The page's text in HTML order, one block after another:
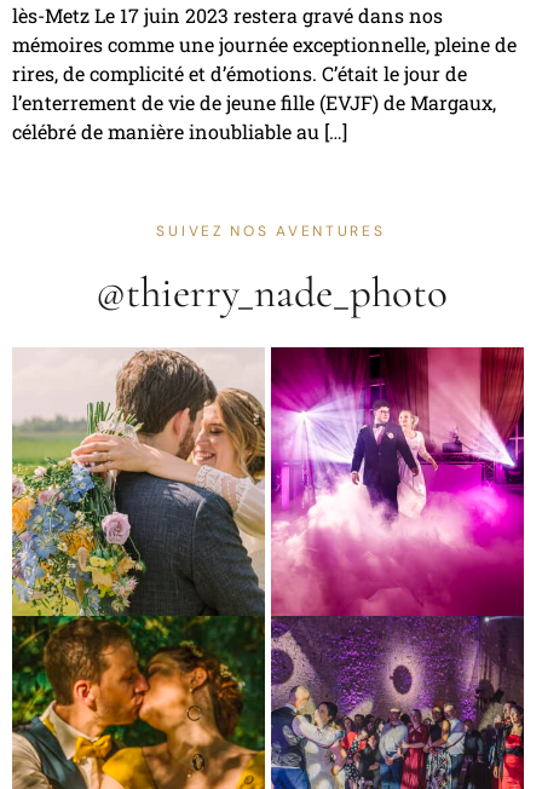
lès-Metz Le 17 juin 2023 restera gravé dans nos
mémoires comme une journée exceptionnelle, pleine de
rires, de complicité et d’émotions. C’était le jour de
l’enterrement de vie de jeune fille (EVJF) de Margaux,
célébré de manière inoubliable au […]
SUIVEZ NOS AVENTURES
@thierry_nade_photo